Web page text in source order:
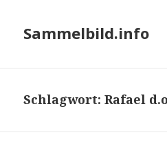
Sammelbild.info
Schlagwort:Rafael